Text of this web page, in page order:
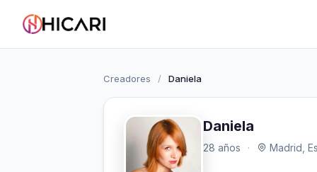
Creadores / Daniela
Daniela
28 años · Madrid,